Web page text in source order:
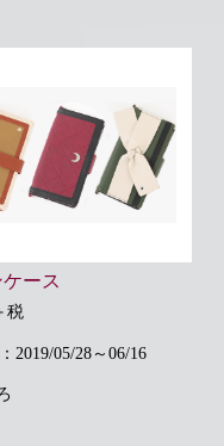
ース
税
2019/05/28～06/16